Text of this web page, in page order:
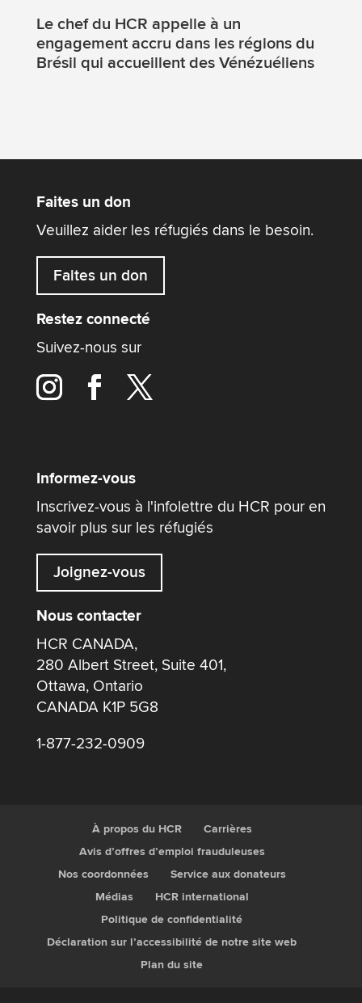
Le chef du HCR appelle à un
engagement accru dans les régions du
Brésil qui accueillent des Vénézuéliens
Faites un don
Veuillez aider les réfugiés dans le besoin.
Faites un don
Restez connecté
Suivez-nous sur
Informez-vous
Inscrivez-vous à l'infolettre du HCR pour en
savoir plus sur les réfugiés
Joignez-vous
Nous contacter
HCR CANADA,
280 Albert Street, Suite 401,
Ottawa, Ontario
CANADA K1P 5G8
1-877-232-0909
À propos du HCR
Carrières
Avis d’offres d’emploi frauduleuses
Nos coordonnées
Service aux donateurs
Médias
HCR international
Politique de confidentialité
Déclaration sur l’accessibilité de notre site web
Plan du site